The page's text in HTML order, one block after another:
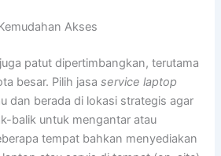
Akses
patut dipertimbangkan, terutama
besar. Pilih jasaservice laptop
dan berada di lokasi strategis agar
balik untuk mengantar atau
tempat bahkan menyediakan